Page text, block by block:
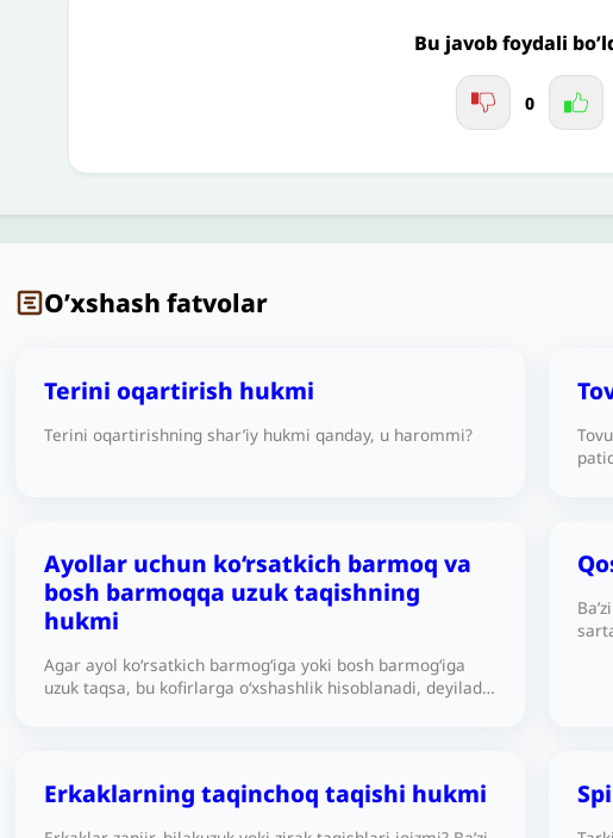
Bu javob foydali
0
O’xshash fatvolar
Terini oqartirish hukmi
Terini oqartirishning shar’iy hukmi qanday, u harommi?
Ayollar uchun ko‘rsatkich barmoq va
bosh barmoqqa uzuk taqishning
hukmi
Agar ayol ko‘rsatkich barmog‘iga yoki bosh barmog‘iga
uzuk taqsa, bu kofirlarga o‘xshashlik hisoblanadi, deyiladi.
Erkaklarning taqinchoq taqishi hukmi